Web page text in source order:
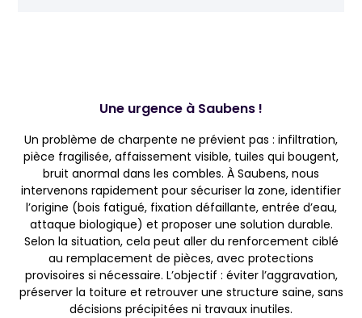
Une urgence à Saubens !
Un problème de charpente ne prévient pas : infiltration,
pièce fragilisée, affaissement visible, tuiles qui bougent,
bruit anormal dans les combles. À Saubens, nous
intervenons rapidement pour sécuriser la zone, identifier
l’origine (bois fatigué, fixation défaillante, entrée d’eau,
attaque biologique) et proposer une solution durable.
Selon la situation, cela peut aller du renforcement ciblé
au remplacement de pièces, avec protections
provisoires si nécessaire. L’objectif : éviter l’aggravation,
préserver la toiture et retrouver une structure saine, sans
décisions précipitées ni travaux inutiles.